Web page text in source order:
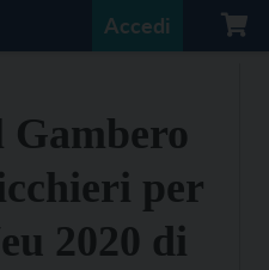
Accedi
Gambero
per
2020 di